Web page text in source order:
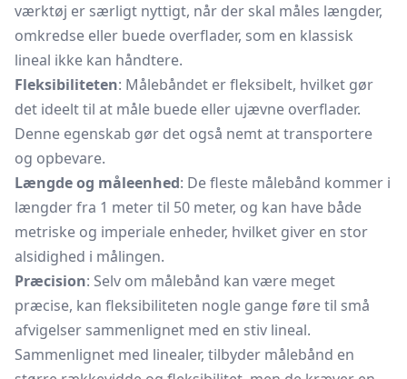
værktøj er særligt nyttigt, når der skal måles længder,
omkredse eller buede overflader, som en klassisk
lineal ikke kan håndtere.
Fleksibiliteten: Målebåndet er fleksibelt, hvilket gør
det ideelt til at måle buede eller ujævne overflader.
Denne egenskab gør det også nemt at transportere
og opbevare.
Længde og måleenhed: De fleste målebånd kommer i
længder fra 1 meter til 50 meter, og kan have både
metriske og imperiale enheder, hvilket giver en stor
alsidighed i målingen.
Præcision: Selv om målebånd kan være meget
præcise, kan fleksibiliteten nogle gange føre til små
afvigelser sammenlignet med en stiv lineal.
Sammenlignet med linealer, tilbyder målebånd en